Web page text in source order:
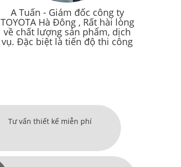
A Tuấn - Giám đốc công ty
TOYOTA Hà Đông , Rất hài lòng
về chất lượng sản phẩm, dịch
vụ. Đặc biệt là tiến độ thi công
Tư vấn thiết kế miễn phí